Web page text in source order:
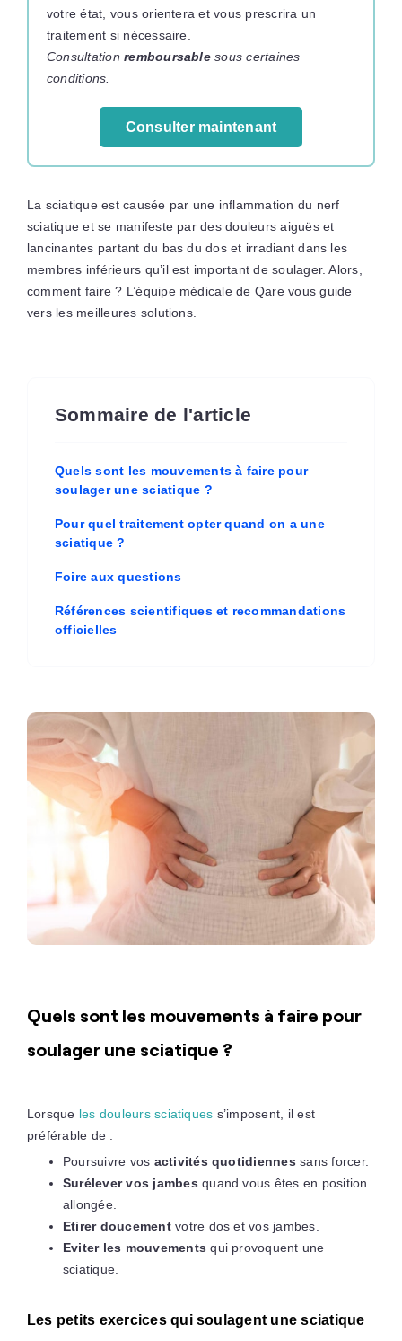
votre état, vous orientera et vous prescrira un
traitement si nécessaire.
Consultationremboursablesous certaines
conditions.
Consulter maintenant
La sciatique est causée par une inflammation du nerf
sciatique et se manifeste par des douleurs aiguës et
lancinantes partant du bas du dos et irradiant dans les
membres inférieurs qu’il est important de soulager. Alors,
comment faire ? L’équipe médicale de Qare vous guide
vers les meilleures solutions.
Sommaire de l'article
Quels sont les mouvements à faire pour
soulager une sciatique ?
Pour quel traitement opter quand on a une
sciatique ?
Foire aux questions
Références scientifiques et recommandations
officielles
Quels sont les mouvements à faire pour
soulager une sciatique ?
Lorsque les douleurs sciatiques s’imposent, il est
préférable de :
Poursuivre vos activités quotidiennes sans forcer.
Surélever vos jambes quand vous êtes en position
allongée.
Etirer doucementvotre dos et vos jambes.
Eviter les mouvements qui provoquent une
sciatique.
Les petits exercices qui soulagent une sciatique